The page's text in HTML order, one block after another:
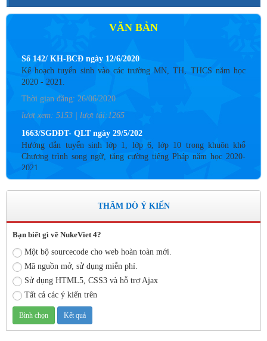
VĂN BẢN
Kế hoạch tuyển sinh vào các trường MN, TH, THCS năm học
2020 - 2021.
Hướng dẫn tuyển sinh lớp 1, lớp 6, lớp 10 trong khuôn khổ
Chương trình song ngữ, tăng cường tiếng Pháp năm học 2020-
2021
Thời gian đăng: 26/06/2020
lượt xem: 4183 | lượt tải:757
Số: 05 /KHCM - THVY NGÀY 10/9&
KẾ HOẠCH BỒI DƯỠNG VÀ PHÁT TRIỂN ĐỘI NGŨ NĂM
HỌC 2019- 2020
Thời gian đăng: 11/06/2020
lượt xem: 8574 | lượt tải:2796
Số: 03 /KH-THVY ngày 17/9�
KẾ HOẠCH CÔNG TÁC KIỂM TRA NỘI BỘ NĂM HỌC
2019– 2020
Thời gian đăng: 11/06/2020
THĂM DÒ Ý KIẾN
Bạn biết gì về NukeViet 4?
Một bộ sourcecode cho web hoàn toàn mới.
Mã nguồn mở, sử dụng miễn phí.
Sử dụng HTML5, CSS3 và hỗ trợ Ajax
Tất cả các ý kiến trên